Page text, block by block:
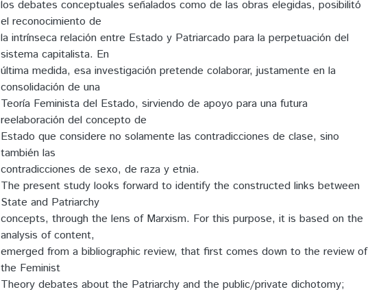
los debates conceptuales señalados como de las obras elegidas, posibilitó
el reconocimiento de
la intrínseca relación entre Estado y Patriarcado para la perpetuación del
sistema capitalista. En
última medida, esa investigación pretende colaborar, justamente en la
consolidación de una
Teoría Feminista del Estado, sirviendo de apoyo para una futura
reelaboración del concepto de
Estado que considere no solamente las contradicciones de clase, sino
también las
contradicciones de sexo, de raza y etnia.
The present study looks forward to identify the constructed links between
State and Patriarchy
concepts, through the lens of Marxism. For this purpose, it is based on the
analysis of content,
emerged from a bibliographic review, that first comes down to the review of
the Feminist
Theory debates about the Patriarchy and the public/private dichotomy;